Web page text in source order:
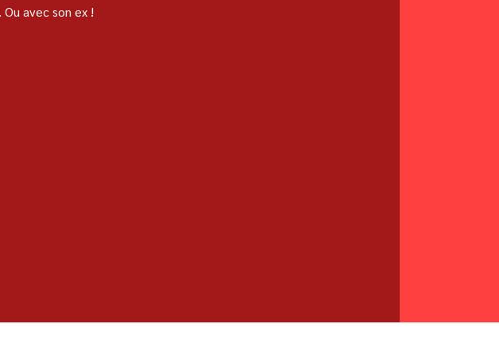
avec son ex !